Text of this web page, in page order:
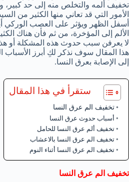
تخفيف ألمه والتخلص منه إلى حد كبير،
الأمور التي قد تعاني منها الكثير من
أسفل الظهر ويؤثر على العصب الوركي
الألم إلى المؤخرة، من ثم فأن هناك
لا يعرفن سبب حدوث هذه المشكلة أو
هذا المقال سوف نذكر لكِ أبرز الأسباب
إلى الإصابة بعرق النسا.
ستقرأ في هذا المقال
تخفيف الم عرق النسا
أسباب حدوث عرق النسا
تخفيف ألم عرق النسا للحامل
تخفيف الم عرق النسا بالاعشاب
تخفيف الم عرق النسا أثناء النوم
تخفيف الم عرق النسا